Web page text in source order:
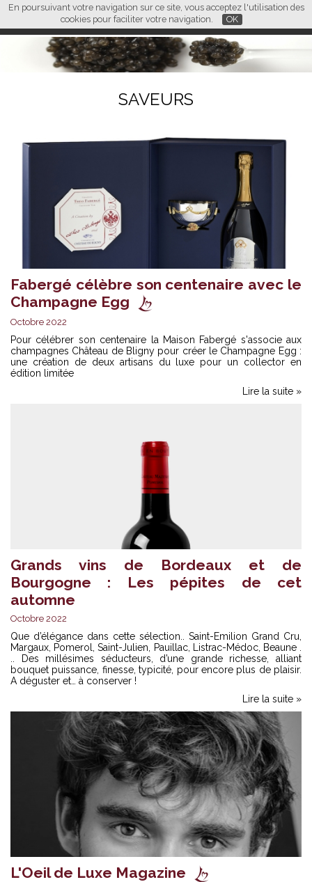
En poursuivant votre navigation sur ce site, vous acceptez l'utilisation des
cookies pour faciliter votre navigation.
OK
FR EN CN
L M
SAVEURS
Fabergé célèbre son centenaire avec le
Champagne Egg
Octobre 2022
Pour célébrer son centenaire la Maison Fabergé s'associe aux
champagnes Château de Bligny pour créer le Champagne Egg :
une création de deux artisans du luxe pour un collector en
édition limitée
Lire la suite »
Grands vins de Bordeaux et de
Bourgogne : Les pépites de cet
automne
Octobre 2022
Que d’élégance dans cette sélection.. Saint-Emilion Grand Cru,
Margaux, Pomerol, Saint-Julien, Pauillac, Listrac-Médoc, Beaune .
.. Des millésimes séducteurs, d’une grande richesse, alliant
bouquet puissance, finesse, typicité, pour encore plus de plaisir.
A déguster et… à conserver !
Lire la suite »
L'Oeil de Luxe Magazine